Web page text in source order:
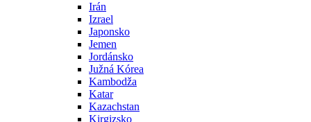
Irán
Izrael
Japonsko
Jemen
Jordánsko
Južná Kórea
Kambodža
Katar
Kazachstan
Kirgizsko